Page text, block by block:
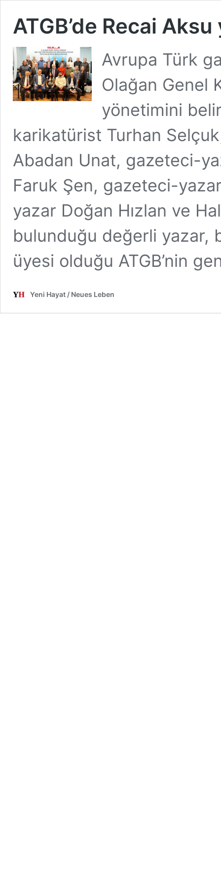
ATGB’de Recai
Avrupa Türk
Olağan Genel
yönetimini
karikatürist Turhan
Abadan Unat, gazeteci-
Faruk Şen, gazeteci-
yazar Doğan Hızlan ve
bulunduğu değerli yazar,
üyesi olduğu ATGB’nin
Yeni Hayat / Neues Leben